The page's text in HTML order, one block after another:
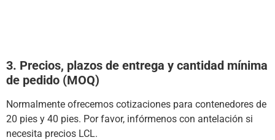
3. Precios, plazos de entrega y cantidad mínima
de pedido (MOQ)
Normalmente ofrecemos cotizaciones para contenedores de
20 pies y 40 pies. Por favor, infórmenos con antelación si
necesita precios LCL.